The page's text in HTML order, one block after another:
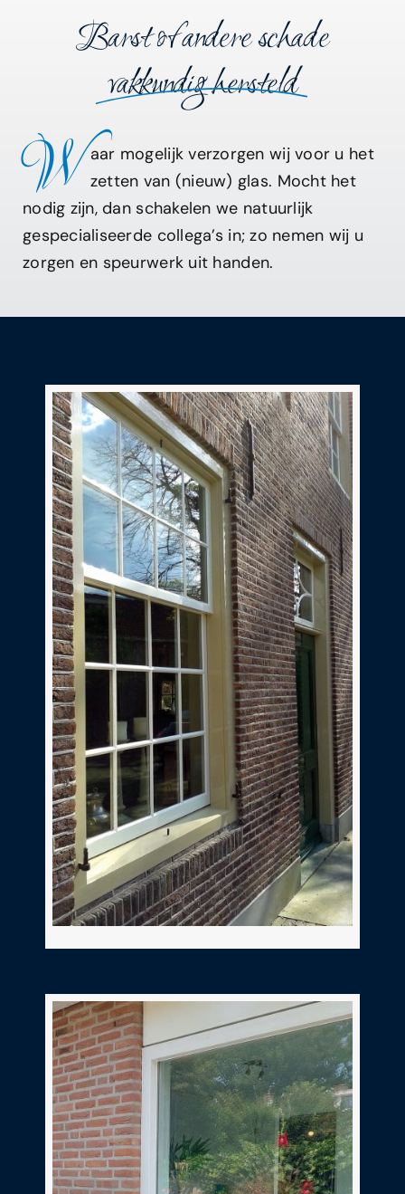
Barst of andere schade
vakkundig hersteld
W aar mogelijk verzorgen wij voor u het
zetten van (nieuw) glas. Mocht het
nodig zijn, dan schakelen we natuurlijk
gespecialiseerde collega’s in; zo nemen wij u
zorgen en speurwerk uit handen.